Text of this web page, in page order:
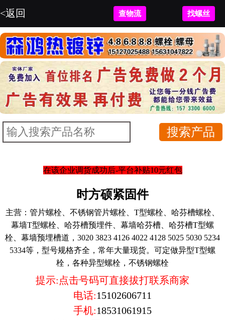
<返回 查物流 找螺丝
在该企业调货成功后-平台补贴10元红包
时方硕紧固件
主营： 管片螺栓、不锈钢管片螺栓、T型螺栓、哈芬槽螺栓、
幕墙T型螺栓、哈芬槽预埋件、幕墙哈芬槽、哈芬槽T型螺
栓、幕墙预埋槽道，3020 3823 4126 4022 4128 5025 5030 5234
5334等，型号规格齐全，常年大量现货。可定做异型T型螺
栓，各种异型螺栓，不锈钢螺栓
提示:点击号码可直接拔打联系商家
电话:15102606711
手机:18531061915